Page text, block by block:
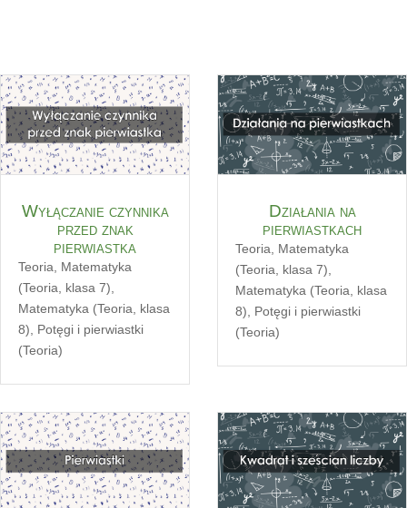
Wyłączanie czynnika
przed znak
pierwiastka
Teoria
Matematyka
(Teoria, klasa 7)
Matematyka (Teoria, klasa
8)
Potęgi i pierwiastki
(Teoria)
Działania na
pierwiastkach
Teoria
Matematyka
(Teoria, klasa 7)
Matematyka (Teoria, klasa
8)
Potęgi i pierwiastki
(Teoria)